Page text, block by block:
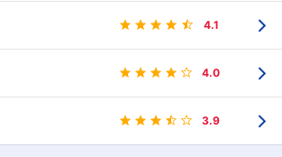
4.1
4.0
3.9